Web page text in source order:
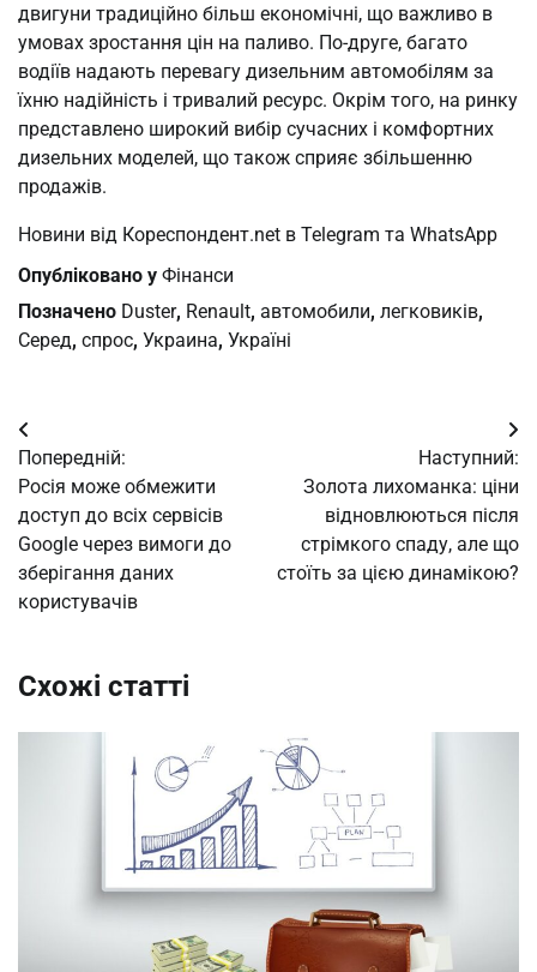
двигуни традиційно більш економічні, що важливо в
умовах зростання цін на паливо. По-друге, багато
водіїв надають перевагу дизельним автомобілям за
їхню надійність і тривалий ресурс. Окрім того, на ринку
представлено широкий вибір сучасних і комфортних
дизельних моделей, що також сприяє збільшенню
продажів.
Новини від Кореспондент.net в Telegram та WhatsApp
Опубліковано у Фінанси
Позначено Duster, Renault, автомобили, легковиків,
Серед, спрос, Украина, Україні
Навігація
записів
Попередній:
Росія може обмежити
доступ до всіх сервісів
Google через вимоги до
зберігання даних
користувачів
Наступний:
Золота лихоманка: ціни
відновлюються після
стрімкого спаду, але що
стоїть за цією динамікою?
Схожі статті